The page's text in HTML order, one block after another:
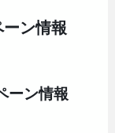
ーン情報
ーン情報